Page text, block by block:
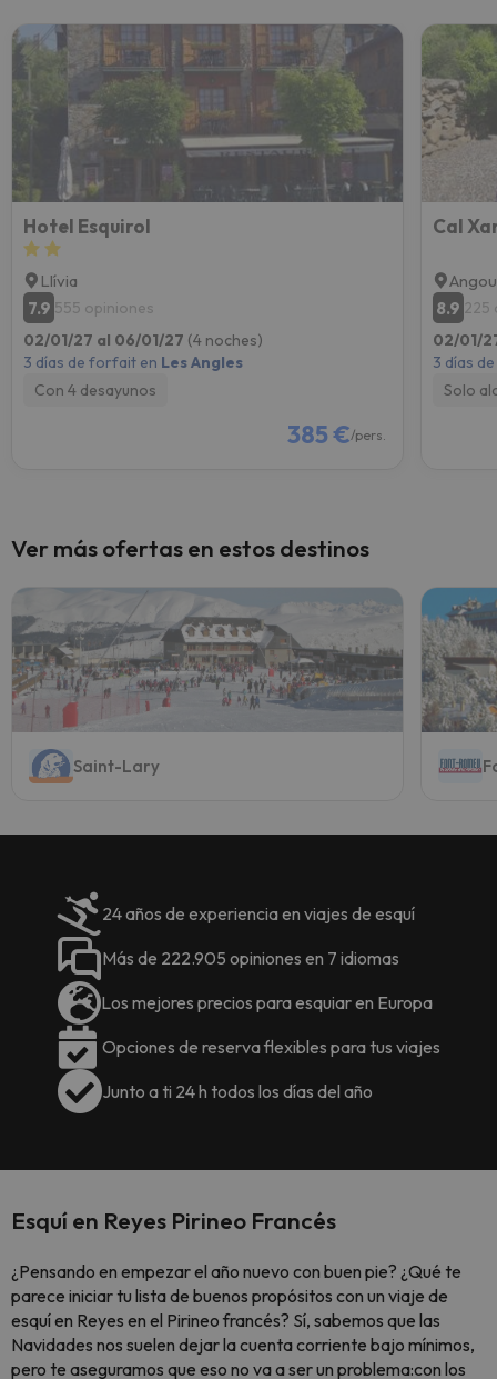
Hotel Esquirol
Llívia
7.9 555 opiniones
02/01/27 al 06/01/27 (4 noches)
3 días de forfait en Les Angles
Con 4 desayunos
385 €/pers.
Cal
8.9 225
02/01/
3 días
Solo
Ver más ofertas en estos destinos
Saint-Lary
24 años de experiencia en viajes de esquí
Más de 222.905 opiniones en 7 idiomas
Los mejores precios para esquiar en Europa
Opciones de reserva flexibles para tus viajes
Junto a ti 24 h todos los días del año
Esquí en Reyes Pirineo Francés
¿Pensando en empezar el año nuevo con buen pie? ¿Qué te
parece iniciar tu lista de buenos propósitos con un viaje de
esquí en Reyes en el Pirineo francés? Sí, sabemos que las
Navidades nos suelen dejar la cuenta corriente bajo mínimos,
pero te aseguramos que eso no va a ser un problema:con los